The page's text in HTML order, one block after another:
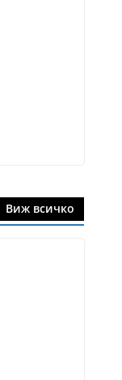
Виж всичко